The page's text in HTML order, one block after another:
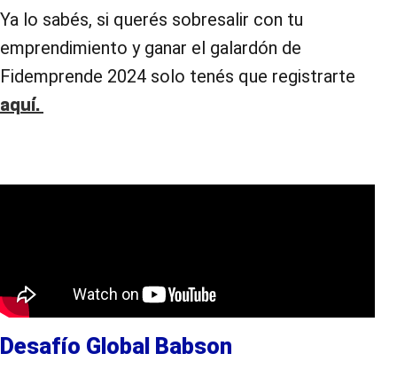
Ya lo sabés, si querés sobresalir con tu
emprendimiento y ganar el galardón de
Fidemprende 2024 solo tenés que registrarte
aquí.
Desafío Global Babson